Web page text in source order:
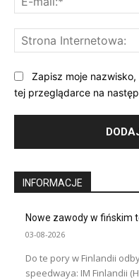
Zapisz moje
tej przeglądarce na
INFORMACJE
Nowe zawody w fińskim
03-08-2026
Do te pory w Finlandii
speedwaya: IM Finlandii